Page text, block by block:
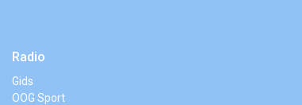
Radio
Gids
OOG Sport